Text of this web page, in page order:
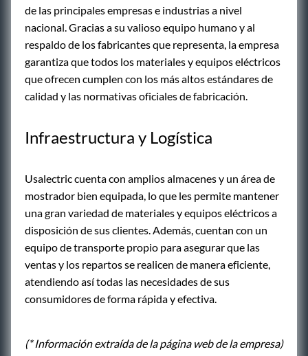
de las principales empresas e industrias a nivel
nacional. Gracias a su valioso equipo humano y al
respaldo de los fabricantes que representa, la empresa
garantiza que todos los materiales y equipos eléctricos
que ofrecen cumplen con los más altos estándares de
calidad y las normativas oficiales de fabricación.
Infraestructura y Logística
Usalectric cuenta con amplios almacenes y un área de
mostrador bien equipada, lo que les permite mantener
una gran variedad de materiales y equipos eléctricos a
disposición de sus clientes. Además, cuentan con un
equipo de transporte propio para asegurar que las
ventas y los repartos se realicen de manera eficiente,
atendiendo así todas las necesidades de sus
consumidores de forma rápida y efectiva.
(* Información extraída de la página web de la empresa)